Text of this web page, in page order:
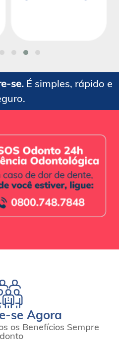
se.É simples, rápido e
se Agora
os Benefícios Sempre